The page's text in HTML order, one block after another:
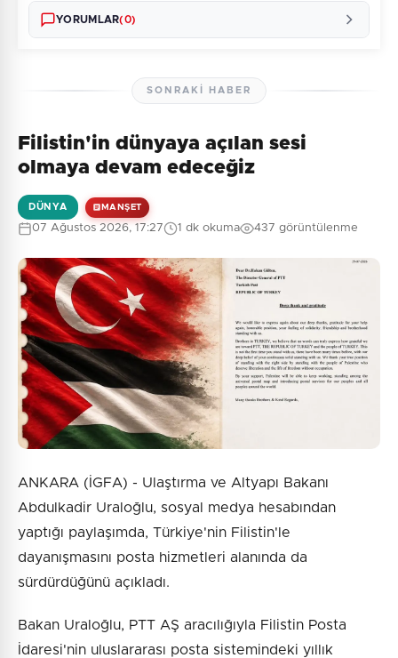
Güvenlik Sorusu:
9 + 4 = ?
Gönder
YORUMLAR(0)
Henüz yorum yapılmamış. İlk yorumu siz yapın!
SONRAKI HABER
Filistin'in dünyaya açılan sesi
olmaya devam edeceğiz
DÜNYA MANŞET
07 Ağustos 2026, 17:27 1 dk okuma 437 görüntülenme
ANKARA (İGFA) - Ulaştırma ve Altyapı Bakanı
Abdulkadir Uraloğlu, sosyal medya hesabından
yaptığı paylaşımda, Türkiye'nin Filistin'le
dayanışmasını posta hizmetleri alanında da
sürdürdüğünü açıkladı.
Bakan Uraloğlu, PTT AŞ aracılığıyla Filistin Posta
İdaresi'nin uluslararası posta sistemindeki yıllık